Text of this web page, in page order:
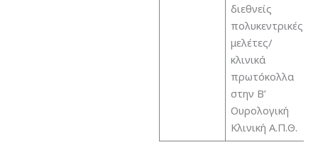
διεθνείς
πολυκεντρικές
μελέτες/
κλινικά
πρωτόκολλα
στην Β’
Ουρολογική
Κλινική Α.Π.Θ.